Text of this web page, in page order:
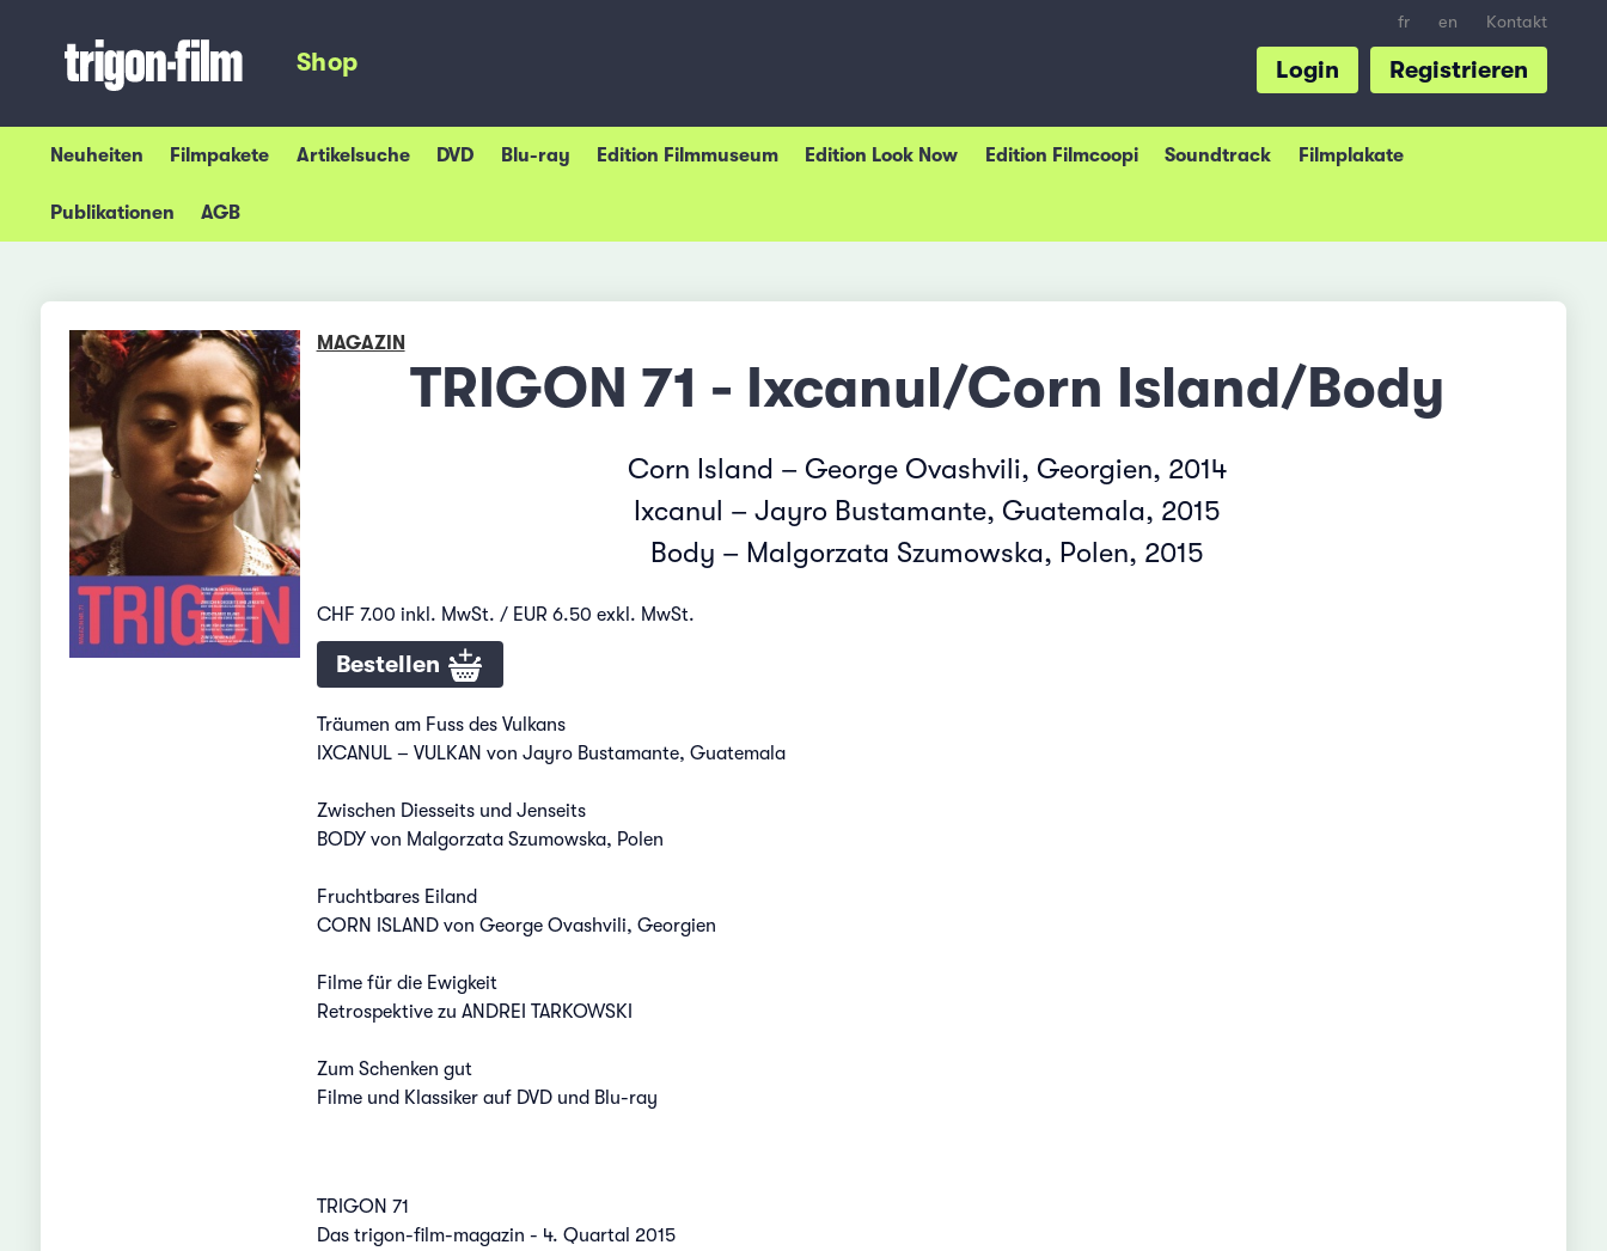
fr en Kontakt
Shop Registrieren
Login
Neuheiten Filmpakete Artikelsuche DVD Blu-ray Edition Filmmuseum Edition Look Now Edition Filmcoopi Soundtrack Filmplakate
Publikationen AGB
MAGAZIN
TRIGON 71 - Ixcanul/Corn Island/Body
Corn Island – George Ovashvili, Georgien, 2014
Ixcanul – Jayro Bustamante, Guatemala, 2015
Body – Malgorzata Szumowska, Polen, 2015
CHF 7.00 inkl. MwSt. / EUR 6.50 exkl. MwSt.
Bestellen
Träumen am Fuss des Vulkans
IXCANUL – VULKAN von Jayro Bustamante, Guatemala
Zwischen Diesseits und Jenseits
BODY von Malgorzata Szumowska, Polen
Fruchtbares Eiland
CORN ISLAND von George Ovashvili, Georgien
Filme für die Ewigkeit
Retrospektive zu ANDREI TARKOWSKI
Zum Schenken gut
Filme und Klassiker auf DVD und Blu-ray
TRIGON 71
Das trigon-film-magazin - 4. Quartal 2015